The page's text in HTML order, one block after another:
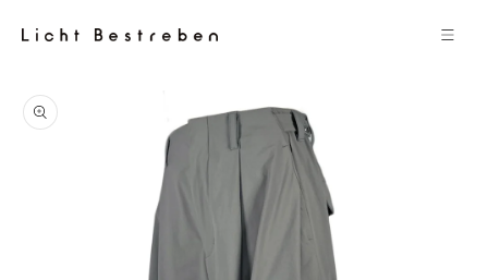
ツに進む
商品情報
にスキッ
プ